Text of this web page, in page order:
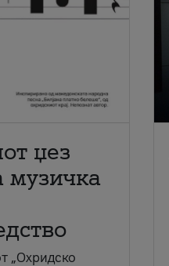
џез
музичка
„Охридско